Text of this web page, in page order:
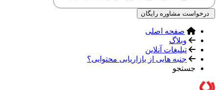
درخواست مشاوره رایگان
صفحه اصلی
وبلاگ
تبلیغات آنلاین
جنبه هایی از بازاریابی محتوایی؟
جستجو